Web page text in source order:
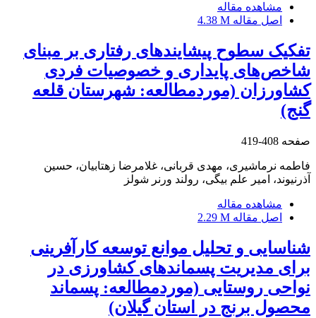
مشاهده مقاله
اصل مقاله 4.38 M
تفکیک سطوح پیشایندهای رفتاری بر مبنای
شاخص‌های پایداری و خصوصیات فردی
کشاورزان (موردمطالعه: شهرستان قلعه
گنج)
صفحه 408-419
فاطمه نرماشیری، مهدی قربانی، غلامرضا زهتابیان، حسین
آذرنیوند، امیر علم بیگی، رولند ورنر شولز
مشاهده مقاله
اصل مقاله 2.29 M
شناسایی و تحلیل موانع توسعه کارآفرینی
برای مدیریت پسماندهای کشاورزی در
نواحی روستایی (موردمطالعه: پسماند
محصول برنج در استان گیلان)